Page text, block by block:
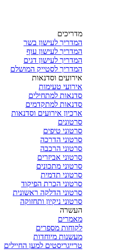
מדריכים
המדריך לעישון בשר
המדריך לעישון עוף
המדריך לעישון דגים
המדריך לסטייק המושלם
אירועים וסדנאות
אירועי טעימות
סדנאות למתחילים
סדנאות למתקדמים
ארכיון אירועים וסדנאות
סרטונים
סרטוני טיפים
סרטוני הדרכה
סרטוני הרכבה
סרטוני אביזרים
סרטוני מתכונים
סרטוני תדמית
סרטוני הכרת הפיקוד
סרטוני הדלקה ראשונית
סרטוני ניקיון ותחזוקה
העשרה
מאמרים
לקוחות מספרים
מעשנות מיוחדות
טרייגריסטים למען החיילים